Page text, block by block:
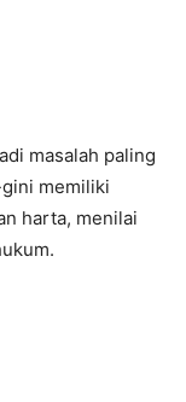
masalah paling
memiliki
harta, menilai